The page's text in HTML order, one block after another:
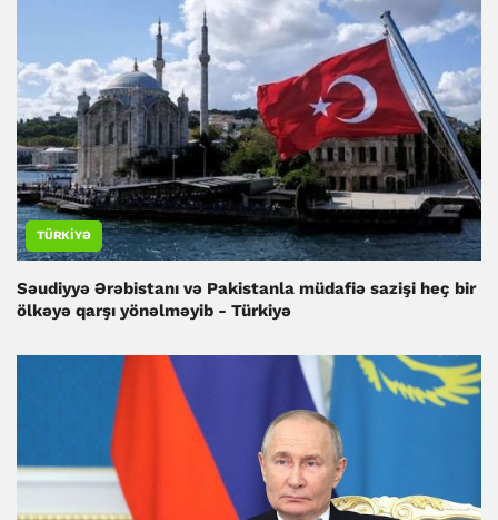
TÜRKIYƏ
Səudiyyə Ərəbistanı və Pakistanla müdafiə sazişi heç bir
ölkəyə qarşı yönəlməyib - Türkiyə